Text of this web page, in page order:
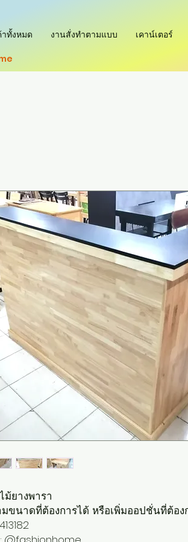
ทั้งหมด งานสั่งทำตามแบบ เคาน์เตอร์
ม้ยางพารา
มขนาดที่ต้องการได้ หรือเพิ่มออปชั่นที่ต้อง